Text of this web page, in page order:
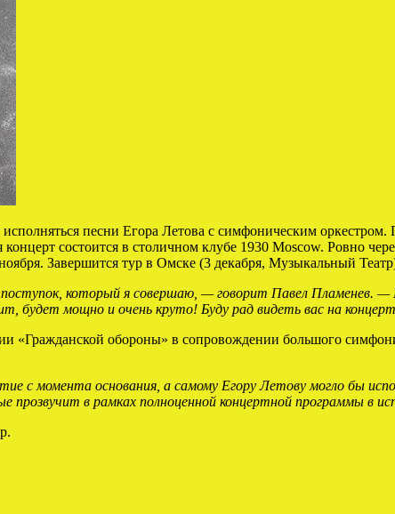
песни Егора Летова с симфоническим оркестром.
состоится в столичном клубе 1930 Moscow. Ровно
Завершится тур в Омске (3 декабря, Музыкальный
который я совершаю, — говорит Павел Пламенев. —
будет мощно и очень круто! Буду рад видеть вас на
«Гражданской обороны» в сопровождении большого
с момента основания, а самому Егору Летову могло бы
в рамках полноценной концертной программы в